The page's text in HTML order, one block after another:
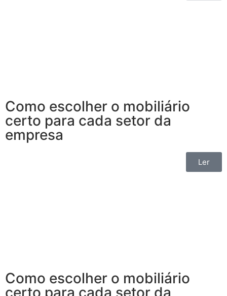
Como escolher o mobiliário
certo para cada setor da
empresa
Ler
Como escolher o mobiliário
certo para cada setor da